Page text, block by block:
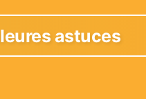
astuces